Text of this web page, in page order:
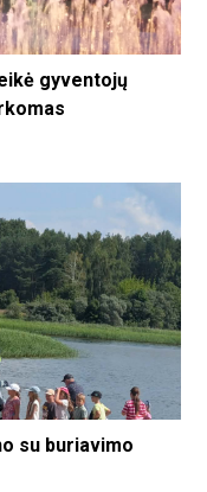
gyventojų
su buriavimo